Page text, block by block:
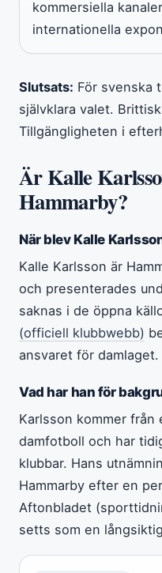
kommersiella
internationella
Slutsats: För svenska
självklara valet.
Tillgängligheten i
Är Kalle
Hammarby?
När blev Kalle
Kalle Karlsson är
och presenterades
saknas i de öppna
(officiell klubbwebb)
ansvaret för damlaget.
Vad har han för
Karlsson kommer från
damfotboll och har
klubbar. Hans
Hammarby efter en
Aftonbladet
setts som en